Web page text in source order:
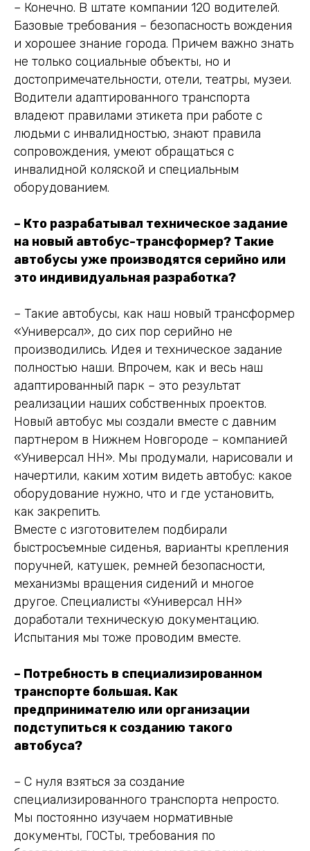
– Конечно. В штате компании 120 водителей.
Базовые требования – безопасность вождения
и хорошее знание города. Причем важно знать
не только социальные объекты, но и
достопримечательности, отели, театры, музеи.
Водители адаптированного транспорта
владеют правилами этикета при работе с
людьми с инвалидностью, знают правила
сопровождения, умеют обращаться с
инвалидной коляской и специальным
оборудованием.
– Кто разрабатывал техническое задание
на новый автобус-трансформер? Такие
автобусы уже производятся серийно или
это индивидуальная разработка?
– Такие автобусы, как наш новый трансформер
«Универсал», до сих пор серийно не
производились. Идея и техническое задание
полностью наши. Впрочем, как и весь наш
адаптированный парк – это результат
реализации наших собственных проектов.
Новый автобус мы создали вместе с давним
партнером в Нижнем Новгороде – компанией
«Универсал НН». Мы продумали, нарисовали и
начертили, каким хотим видеть автобус: какое
оборудование нужно, что и где установить,
как закрепить.
Вместе с изготовителем подбирали
быстросъемные сиденья, варианты крепления
поручней, катушек, ремней безопасности,
механизмы вращения сидений и многое
другое. Специалисты «Универсал НН»
доработали техническую документацию.
Испытания мы тоже проводим вместе.
– Потребность в специализированном
транспорте большая. Как
предпринимателю или организации
подступиться к созданию такого
автобуса?
– С нуля взяться за создание
специализированного транспорта непросто.
Мы постоянно изучаем нормативные
документы, ГОСТы, требования по